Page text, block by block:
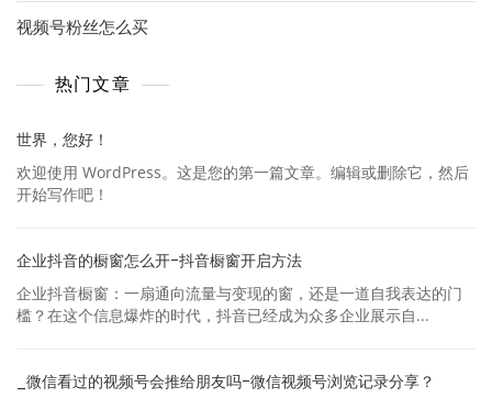
视频号粉丝怎么买
热门文章
世界，您好！
欢迎使用 WordPress。这是您的第一篇文章。编辑或删除它，然后
开始写作吧！
企业抖音的橱窗怎么开-抖音橱窗开启方法
企业抖音橱窗：一扇通向流量与变现的窗，还是一道自我表达的门
槛？在这个信息爆炸的时代，抖音已经成为众多企业展示自...
_微信看过的视频号会推给朋友吗-微信视频号浏览记录分享？